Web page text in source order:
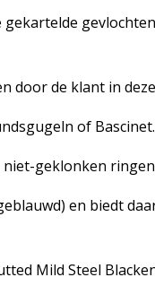
door de klant in
of Bascinet.
geklonken
en biedt
Mild Steel